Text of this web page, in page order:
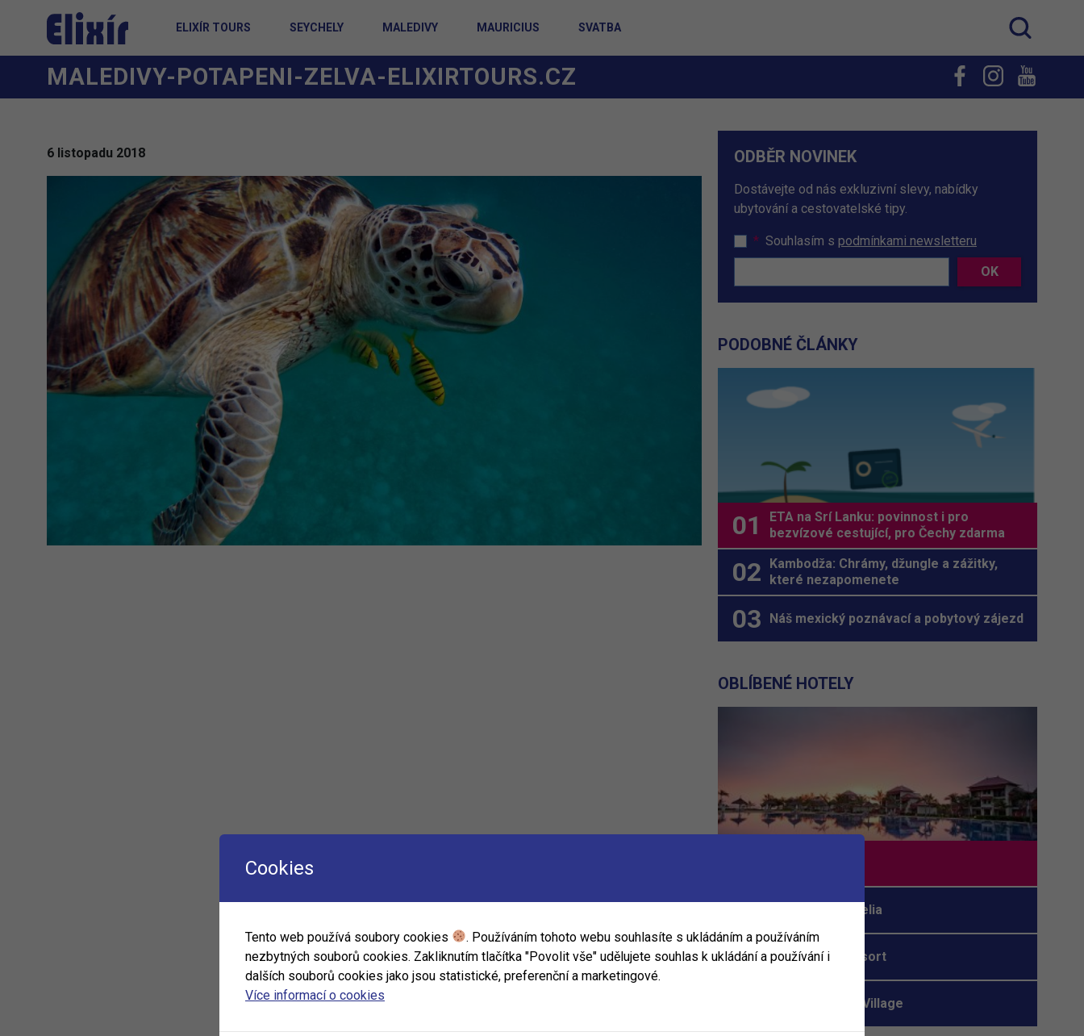
ELIXÍR TOURS SEYCHELY MALEDIVY MAURICIUS SVATBA
MALEDIVY-POTAPENI-ZELVA-ELIXIRTOURS.CZ
6 listopadu 2018 ODBĚR NOVINEK
Dostávejte od nás exkluzivní slevy, nabídky
ubytování a cestovatelské tipy.
* Souhlasím s podmínkami newsletteru
OK
PODOBNÉ ČLÁNKY
ETA na Srí Lanku: povinnost i pro
bezvízové cestující, pro Čechy zdarma
Kambodža: Chrámy, džungle a zážitky,
které nezapomenete
Náš mexický poznávací a pobytový zájezd
OBLÍBENÉ HOTELY
Constance Ephelia
Royal Island Resort
Hotel Patatran Village
Cookies
Tento web používá soubory cookies
. Používáním tohoto webu souhlasíte s ukládáním a používáním
nezbytných souborů cookies. Zakliknutím tlačítka "Povolit vše" udělujete souhlas k ukládání a používání i
dalších souborů cookies jako jsou statistické, preferenční a marketingové.
Více informací o cookies